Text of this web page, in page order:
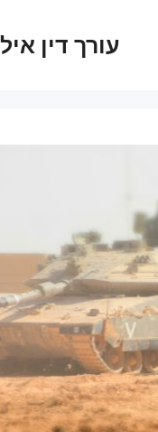
עורך דין